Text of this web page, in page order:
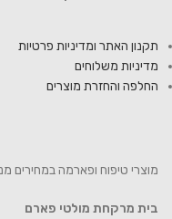
תקנון האתר ומדיניות פרטיות
מדיניות משלוחים
החלפה והחזרת מוצרים
מוצרי טיפוח ופארמה במחירים
בית מרקחת מולטי פארם